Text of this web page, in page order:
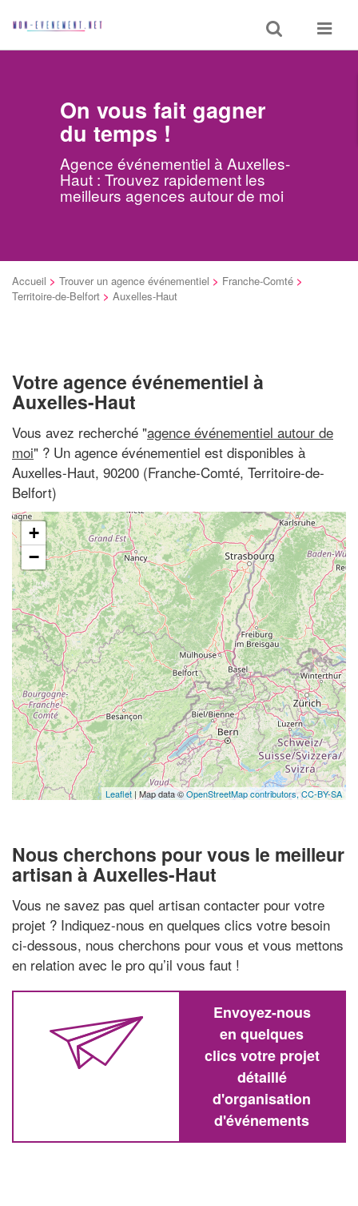
Toggle
search
Toggle
On vous fait gagner
du temps !
Agence événementiel à Auxelles-
Haut : Trouvez rapidement les
meilleurs agences autour de moi
Accueil > Trouver un agence événementiel > Franche-Comté >
Territoire-de-Belfort > Auxelles-Haut
Votre agence événementiel à
Auxelles-Haut
Vous avez recherché "agence événementiel autour de
moi" ? Un agence événementiel est disponibles à
Auxelles-Haut, 90200 (Franche-Comté, Territoire-de-
Belfort)
+
−
Leaflet | Map data ©OpenStreetMap contributors, CC-BY-SA
Nous cherchons pour vous le meilleur
artisan à Auxelles-Haut
Vous ne savez pas quel artisan contacter pour votre
projet ? Indiquez-nous en quelques clics votre besoin
ci-dessous, nous cherchons pour vous et vous mettons
en relation avec le pro qu’il vous faut !
Envoyez-nous
en quelques
clics votre projet
détaillé
d'organisation
d'événements